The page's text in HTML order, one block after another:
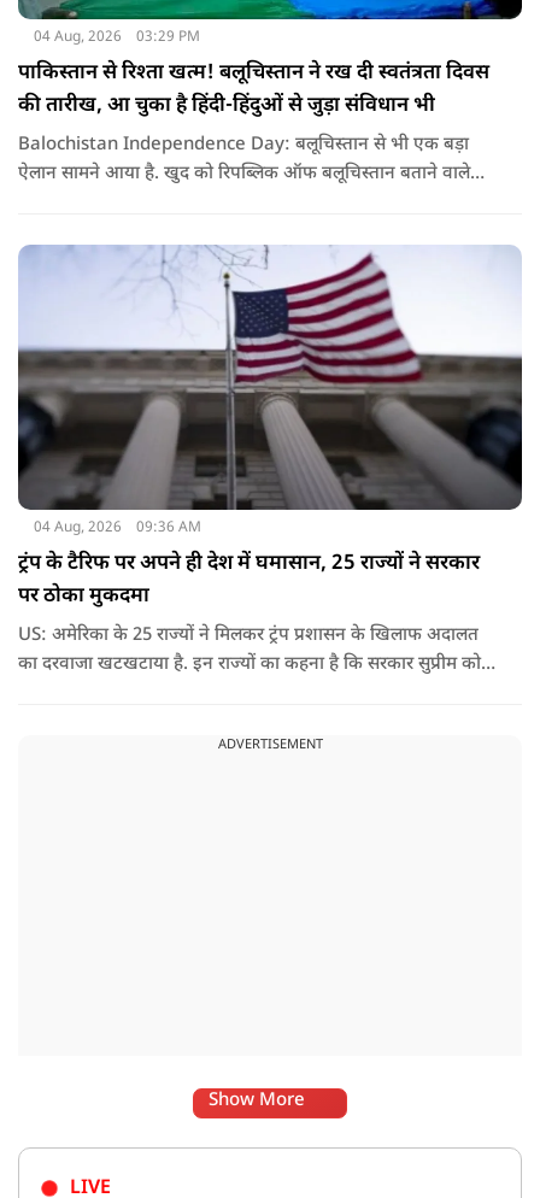
04 Aug, 2026 03:29 PM
पाकिस्तान से रिश्ता खत्म! बलूचिस्तान ने रख दी स्वतंत्रता दिवस
की तारीख, आ चुका है हिंदी-हिंदुओं से जुड़ा संविधान भी
Balochistan Independence Day: बलूचिस्तान से भी एक बड़ा
ऐलान सामने आया है. खुद को रिपब्लिक ऑफ बलूचिस्तान बताने वाले
04 Aug, 2026 09:36 AM
ट्रंप के टैरिफ पर अपने ही देश में घमासान, 25 राज्यों ने सरकार
पर ठोका मुकदमा
US: अमेरिका के 25 राज्यों ने मिलकर ट्रंप प्रशासन के खिलाफ अदालत
का दरवाजा खटखटाया है. इन राज्यों का कहना है कि सरकार सुप्रीम कोर्ट
ADVERTISEMENT
Show More
LIVE